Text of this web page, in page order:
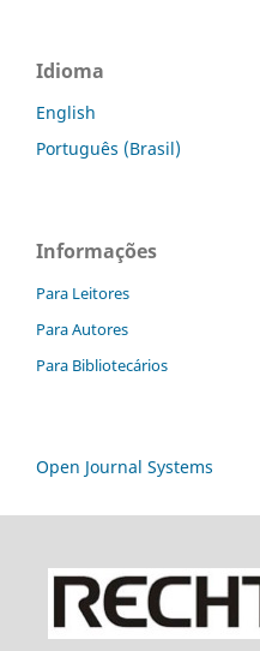
Idioma
English
Português (Brasil)
Informações
Para Leitores
Para Autores
Para Bibliotecários
Open Journal Systems